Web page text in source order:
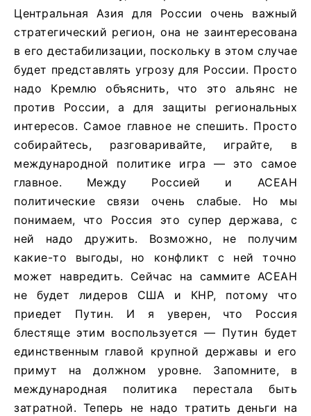
Центральная Азия для России очень важный
стратегический регион, она не заинтересована
в его дестабилизации, поскольку в этом случае
будет представлять угрозу для России. Просто
надо Кремлю объяснить, что это альянс не
против России, а для защиты региональных
интересов. Самое главное не спешить. Просто
собирайтесь, разговаривайте, играйте, в
международной политике игра — это самое
главное. Между Россией и АСЕАН
политические связи очень слабые. Но мы
понимаем, что Россия это супер держава, с
ней надо дружить. Возможно, не получим
какие-то выгоды, но конфликт с ней точно
может навредить. Сейчас на саммите АСЕАН
не будет лидеров США и КНР, потому что
приедет Путин. И я уверен, что Россия
блестяще этим воспользуется — Путин будет
единственным главой крупной державы и его
примут на должном уровне. Запомните, в
международная политика перестала быть
затратной. Теперь не надо тратить деньги на